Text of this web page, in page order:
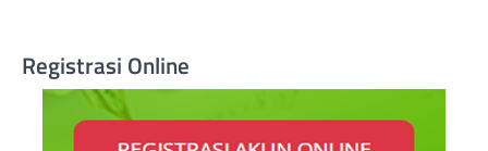
Registrasi Online